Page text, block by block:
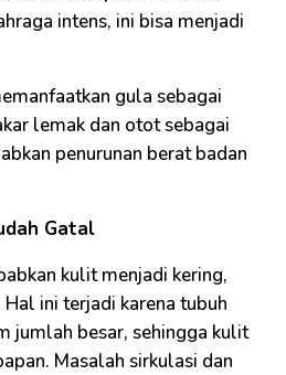
intens, ini bisa menjadi
gula sebagai
lemak dan otot sebagai
penurunan berat badan
Gatal
kulit menjadi kering,
ini terjadi karena tubuh
jumlah besar, sehingga kulit
Masalah sirkulasi dan